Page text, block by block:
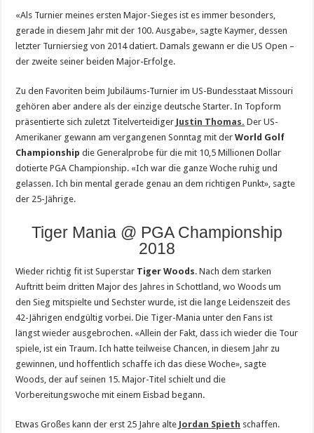
«Als Turnier meines ersten Major-Sieges ist es immer besonders,
gerade in diesem Jahr mit der 100. Ausgabe», sagte Kaymer, dessen
letzter Turniersieg von 2014 datiert. Damals gewann er die US Open –
der zweite seiner beiden Major-Erfolge.
Zu den Favoriten beim Jubiläums-Turnier im US-Bundesstaat Missouri
gehören aber andere als der einzige deutsche Starter. In Topform
präsentierte sich zuletzt Titelverteidiger Justin Thomas. Der US-
Amerikaner gewann am vergangenen Sonntag mit derWorld Golf
Championship die Generalprobe für die mit 10,5 Millionen Dollar
dotierte PGA Championship. «Ich war die ganze Woche ruhig und
gelassen. Ich bin mental gerade genau an dem richtigen Punkt», sagte
der 25-Jährige.
Tiger Mania @ PGA Championship
2018
Wieder richtig fit ist Superstar Tiger Woods. Nach dem starken
Auftritt beim dritten Major des Jahres in Schottland, wo Woods um
den Sieg mitspielte und Sechster wurde, ist die lange Leidenszeit des
42-Jährigen endgültig vorbei. Die Tiger-Mania unter den Fans ist
längst wieder ausgebrochen. «Allein der Fakt, dass ich wieder die Tour
spiele, ist ein Traum. Ich hatte teilweise Chancen, in diesem Jahr zu
gewinnen, und hoffentlich schaffe ich das diese Woche», sagte
Woods, der auf seinen 15. Major-Titel schielt und die
Vorbereitungswoche mit einem Eisbad begann.
Etwas Großes kann der erst 25 Jahre alte Jordan Spieth schaffen.